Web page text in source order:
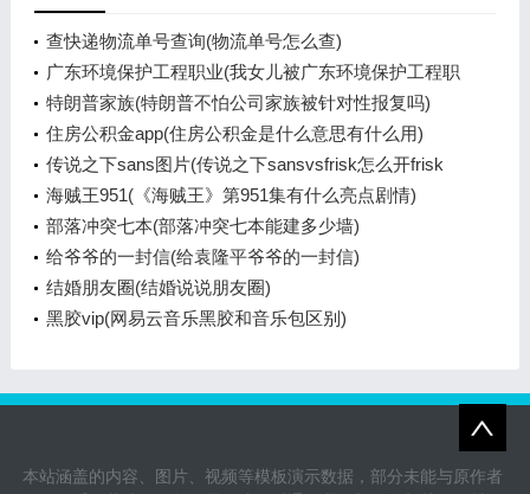
查快递物流单号查询(物流单号怎么查)
广东环境保护工程职业(我女儿被广东环境保护工程职
业学院资源
特朗普家族(特朗普不怕公司家族被针对性报复吗)
住房公积金app(住房公积金是什么意思有什么用)
传说之下sans图片(传说之下sansvsfrisk怎么开frisk
模式)
海贼王951(《海贼王》第951集有什么亮点剧情)
部落冲突七本(部落冲突七本能建多少墙)
给爷爷的一封信(给袁隆平爷爷的一封信)
结婚朋友圈(结婚说说朋友圈)
黑胶vip(网易云音乐黑胶和音乐包区别)
本站涵盖的内容、图片、视频等模板演示数据，部分未能与原作者